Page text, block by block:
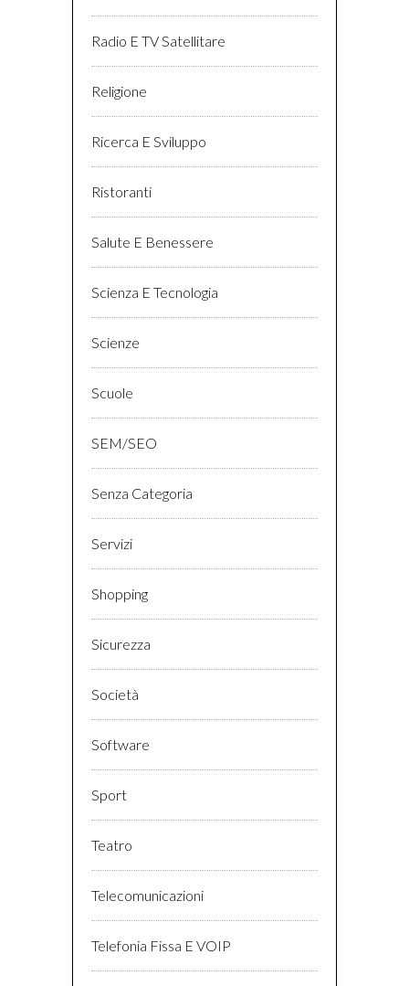
Radio E TV Satellitare
Religione
Ricerca E Sviluppo
Ristoranti
Salute E Benessere
Scienza E Tecnologia
Scienze
Scuole
SEM/SEO
Senza Categoria
Servizi
Shopping
Sicurezza
Società
Software
Sport
Teatro
Telecomunicazioni
Telefonia Fissa E VOIP